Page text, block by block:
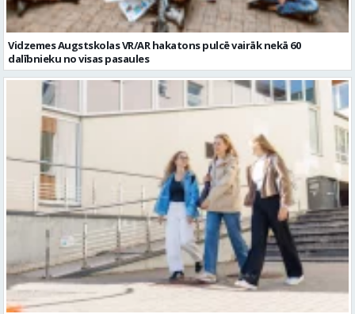
Vidzemes Augstskolas VR/AR hakatons pulcē vairāk nekā 60
dalībnieku no visas pasaules